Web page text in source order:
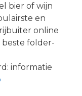
bier of wijn
en
online
beste folder-
informatie